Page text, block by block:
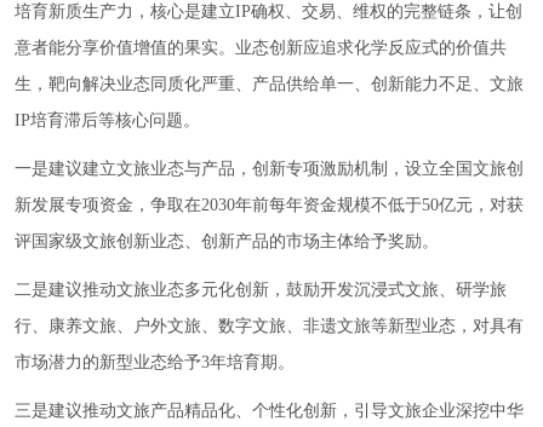
培育新质生产力，核心是建立IP确权、交易、维权的完整链条，让创
意者能分享价值增值的果实。业态创新应追求化学反应式的价值共
生，靶向解决业态同质化严重、产品供给单一、创新能力不足、文旅
IP培育滞后等核心问题。
一是建议建立文旅业态与产品，创新专项激励机制，设立全国文旅创
新发展专项资金，争取在2030年前每年资金规模不低于50亿元，对获
评国家级文旅创新业态、创新产品的市场主体给予奖励。
二是建议推动文旅业态多元化创新，鼓励开发沉浸式文旅、研学旅
行、康养文旅、户外文旅、数字文旅、非遗文旅等新型业态，对具有
市场潜力的新型业态给予3年培育期。
三是建议推动文旅产品精品化、个性化创新，引导文旅企业深挖中华